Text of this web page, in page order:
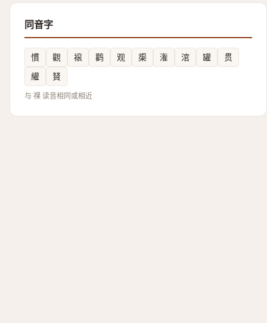
同音字
慣 觀 䙛 鹳 观 㮡 潅 涫 罐
贯
䌯
䝺
与 祼 读音相同或相近